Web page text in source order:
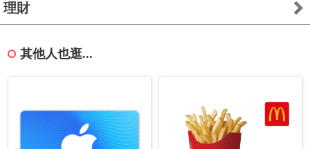
理財
其他人也逛...